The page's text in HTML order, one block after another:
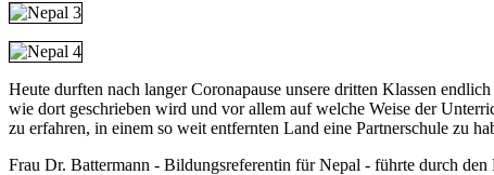
Heute durften nach langer Coronapause unsere dritten Klassen
wie dort geschrieben wird und vor allem auf welche Weise der
zu erfahren, in einem so weit entfernten Land eine Partnerschule zu
Frau Dr. Battermann - Bildungsreferentin für Nepal - führte durch den